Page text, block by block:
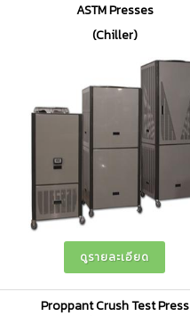
ASTM Presses
(Chiller)
ดูรายละเอียด
Proppant Crush Test Press